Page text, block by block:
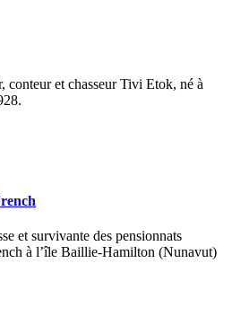
conteur et chasseur Tivi Etok, né à
et survivante des pensionnats
à l’île Baillie-Hamilton (Nunavut)